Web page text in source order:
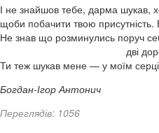
І не знайшов тебе, дарма шукав,
щоби побачити твою
Не знав що розминулись поруч
дві
Ти теж шукав мене — у моїм
Богдан-Ігор Антонич
Переглядів: 1056